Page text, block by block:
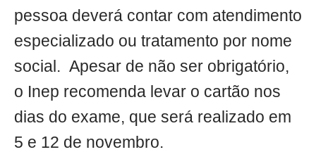
pessoa deverá contar com atendimento
especializado ou tratamento por nome
social. Apesar de não ser obrigatório,
o Inep recomenda levar o cartão nos
dias do exame, que será realizado em
5 e 12 de novembro.